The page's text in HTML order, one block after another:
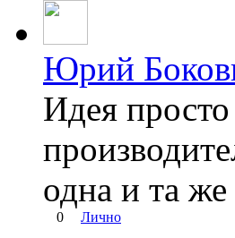
Юрий
Идея просто
одна и та же
0 Лично